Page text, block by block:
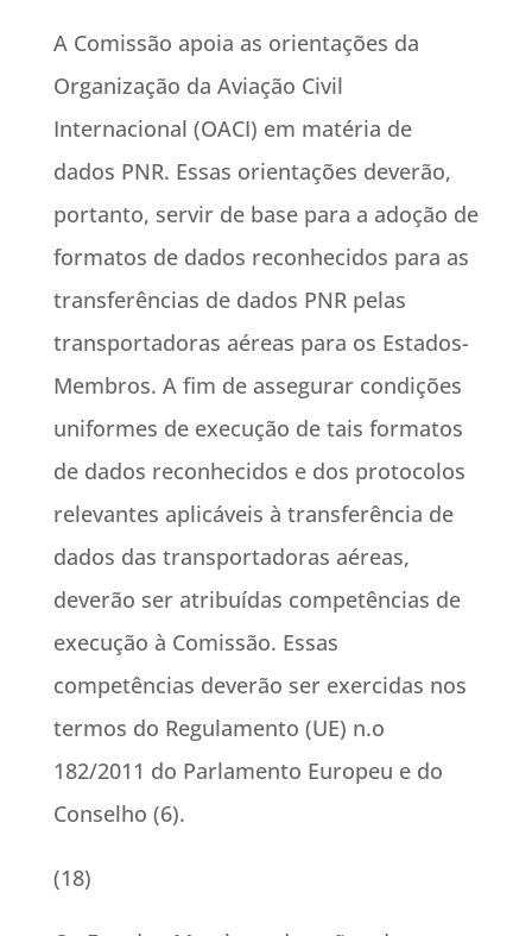
A Comissão apoia as orientações da
Organização da Aviação Civil
Internacional (OACI) em matéria de
dados PNR. Essas orientações deverão,
portanto, servir de base para a adoção de
formatos de dados reconhecidos para as
transferências de dados PNR pelas
transportadoras aéreas para os Estados-
Membros. A fim de assegurar condições
uniformes de execução de tais formatos
de dados reconhecidos e dos protocolos
relevantes aplicáveis à transferência de
dados das transportadoras aéreas,
deverão ser atribuídas competências de
execução à Comissão. Essas
competências deverão ser exercidas nos
termos do Regulamento (UE) n.o
182/2011 do Parlamento Europeu e do
Conselho (6).
(18)